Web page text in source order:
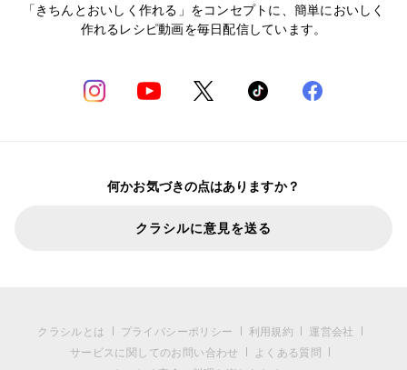
「きちんとおいしく作れる」をコンセプトに、簡単においしく
作れるレシピ動画を毎日配信しています。
何かお気づきの点はありますか？
クラシルに意見を送る
クラシルとは プライバシーポリシー 利用規約
運営会社
サービスに関してのお問い合わせ
よくある質問